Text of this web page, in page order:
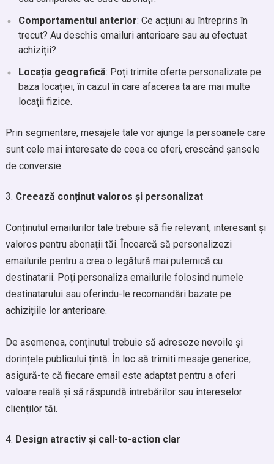
Comportamentul anterior: Ce acțiuni au întreprins în
trecut? Au deschis emailuri anterioare sau au efectuat
achiziții?
Locația geografică: Poți trimite oferte personalizate pe
baza locației, în cazul în care afacerea ta are mai multe
locații fizice.
Prin segmentare, mesajele tale vor ajunge la persoanele care
sunt cele mai interesate de ceea ce oferi, crescând șansele
de conversie.
Creează conținut valoros și personalizat
Conținutul emailurilor tale trebuie să fie relevant, interesant și
valoros pentru abonații tăi. Încearcă să personalizezi
emailurile pentru a crea o legătură mai puternică cu
destinatarii. Poți personaliza emailurile folosind numele
destinatarului sau oferindu-le recomandări bazate pe
achizițiile lor anterioare.
De asemenea, conținutul trebuie să adreseze nevoile și
dorințele publicului țintă. În loc să trimiti mesaje generice,
asigură-te că fiecare email este adaptat pentru a oferi
valoare reală și să răspundă întrebărilor sau intereselor
clienților tăi.
Design atractiv și call-to-action clar